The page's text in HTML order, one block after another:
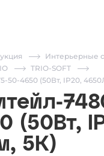
Интерьерные
TRIO-SOFT
50-4650 (50Вт, IP20,
(50Вт,
5К)